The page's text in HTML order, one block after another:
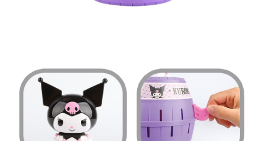
３．未成年的使用者請事先徵得法定代理人或監護人之同意方可使用
５．嚴禁一人註冊多個帳號或使用他人資訊註冊。若發現惡意使用之情形，
恩沛科技股份有限公司將有權停止該用戶之使用額度並採取法律行動。